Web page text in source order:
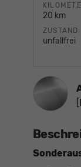
20 km
ZUSTAND
unfallfrei